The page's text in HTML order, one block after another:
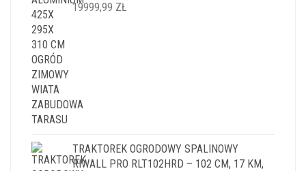
19999,99 ZŁ
TRAKTOREK OGRODOWY SPALINOWY
RIWALL PRO RLT102HRD – 102 CM, 17 KM,